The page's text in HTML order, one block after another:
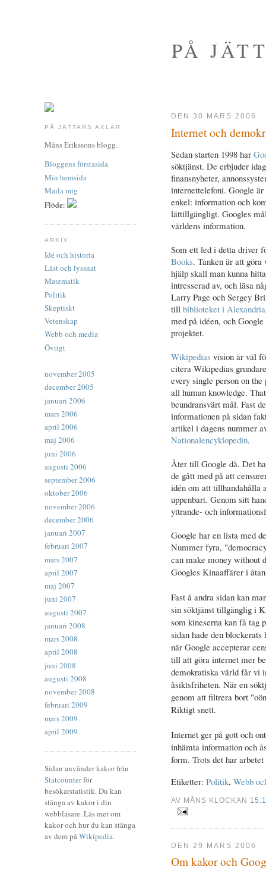
PÅ
PÅ JÄTTARS AXLAR
Måns Erikssons blogg.
Bloggens förstasida
Min hemsida
Maila mig
Flöde:
ARKIV
Idé och historia
Läst och lyssnat
Matematik
Politik
Skeptiskt
Vetenskap
Webb och media
Övrigt
november 2005
december 2005
januari 2006
mars 2006
april 2006
maj 2006
juni 2006
augusti 2006
september 2006
oktober 2006
november 2006
december 2006
januari 2007
februari 2007
mars 2007
april 2007
maj 2007
juni 2007
augusti 2007
januari 2008
mars 2008
april 2008
juni 2008
augusti 2008
november 2008
februari 2009
mars 2009
april 2009
Sidan använder kakor från
Statcounterför
besökarstatistik. Du kan
stänga av kakor i din
webbläsare. Läs mer om
kakor och hur du kan stänga
av dem påWikipedia.
DEN 30 MARS 2006
Internet och
Sedan starten 1998 har
söktjänst. De erbjuder
finansnyheter,
internettelefoni. Google
enkel: information och
lättillgängligt. Googles
världens information.
Som ett led i detta driver
Books. Tanken är att
hjälp skall man kunna
intresserad av, och läsa
Larry Page och Sergey
till biblioteket i Alexandria
med på idéen, och
projektet.
Wikipedias vision är väl
citera Wikipedias
every single person on
all human knowledge.
beundransvärt mål. Fast
informationen på sidan
artikel i dagens nummer
Nationalencyklopedin.
Åter till Google då. Det
de gått med på att
idén om att tillhandahålla
uppenbart. Genom sitt
yttrande- och
Google har en lista med
Nummer fyra, "
can make money without
Googles Kinaaffärer i
Fast å andra sidan kan
sin söktjänst tillgänglig i
som kineserna kan få tag
sidan hade den
när Google accepterar
till att göra internet mer
demokratiska värld får vi
åsiktsfriheten. När en
genom att filtrera bort
Riktigt snett.
Internet ger på gott och
inhämta information och
form. Trots det har
Etiketter: Politik, Webb
AV MÅNS KLOCKAN
DEN 29 MARS 2006
Om kakor och